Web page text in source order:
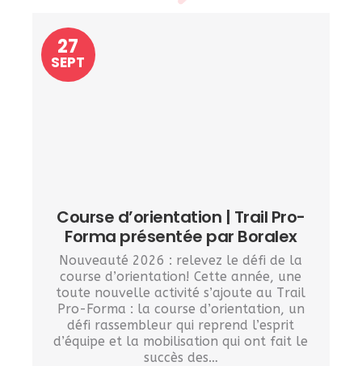
27
SEPT
Course d’orientation | Trail Pro-
Forma présentée par Boralex
Nouveauté 2026 : relevez le défi de la
course d’orientation! Cette année, une
toute nouvelle activité s’ajoute au Trail
Pro-Forma : la course d’orientation, un
défi rassembleur qui reprend l’esprit
d’équipe et la mobilisation qui ont fait le
succès des…